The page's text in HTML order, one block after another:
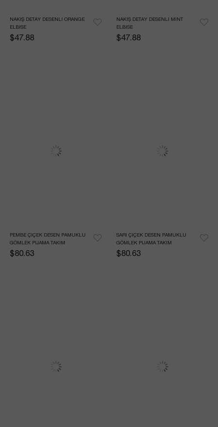
NAKIŞ DETAY DESENLI ORANGE
ELBISE
$47.88
NAKIŞ DETAY DESENLI MINT
ELBISE
$47.88
PEMBE ÇIÇEK DESEN PAMUKLU
GÖMLEK PIJAMA TAKIM
$80.63
SARI ÇIÇEK DESEN PAMUKLU
GÖMLEK PIJAMA TAKIM
$80.63